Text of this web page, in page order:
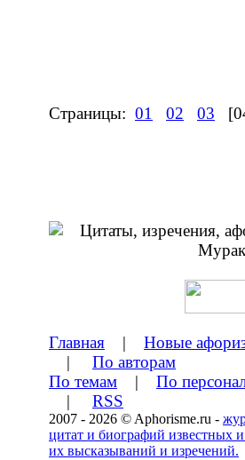
Страницы: 01 02 03
Главная | Новые
| По авторам
По темам | По
| RSS
2007 - 2026 © Aphorisme.ru -
цитат и биографий известных
их высказываний и изречений.